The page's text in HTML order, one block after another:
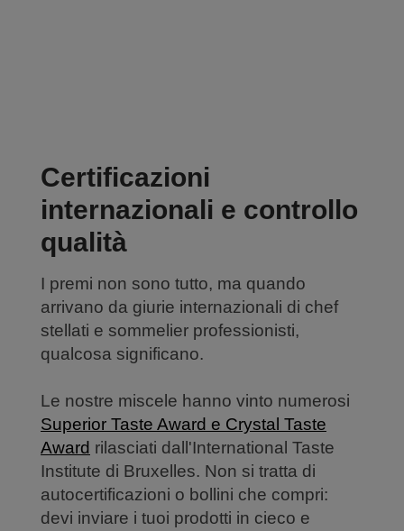
Certificazioni
internazionali e controllo
qualità
I premi non sono tutto, ma quando
arrivano da giurie internazionali di chef
stellati e sommelier professionisti,
qualcosa significano.
Le nostre miscele hanno vinto numerosi
Superior Taste Award e Crystal Taste
Award rilasciati dall'International Taste
Institute di Bruxelles. Non si tratta di
autocertificazioni o bollini che compri:
devi inviare i tuoi prodotti in cieco e